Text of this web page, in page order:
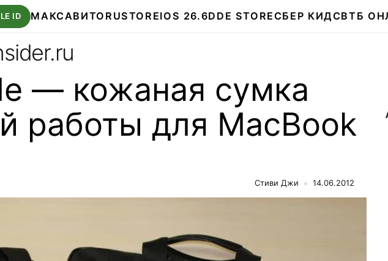
ID МАКСАВИТО RUSTOREIOS 26.6DDE STORE СБЕР КИДСВТБ
— кожаная сумка
работы для MacBook
Стиви Джи 14.06.2012